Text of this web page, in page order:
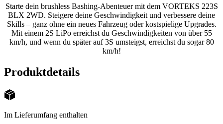
Starte dein brushless Bashing-Abenteuer mit dem VORTEKS 223S
BLX 2WD. Steigere deine Geschwindigkeit und verbessere deine
Skills – ganz ohne ein neues Fahrzeug oder kostspielige Upgrades.
Mit einem 2S LiPo erreichst du Geschwindigkeiten von über 55
km/h, und wenn du später auf 3S umsteigst, erreichst du sogar 80
km/h!
Produktdetails
Im Lieferumfang enthalten